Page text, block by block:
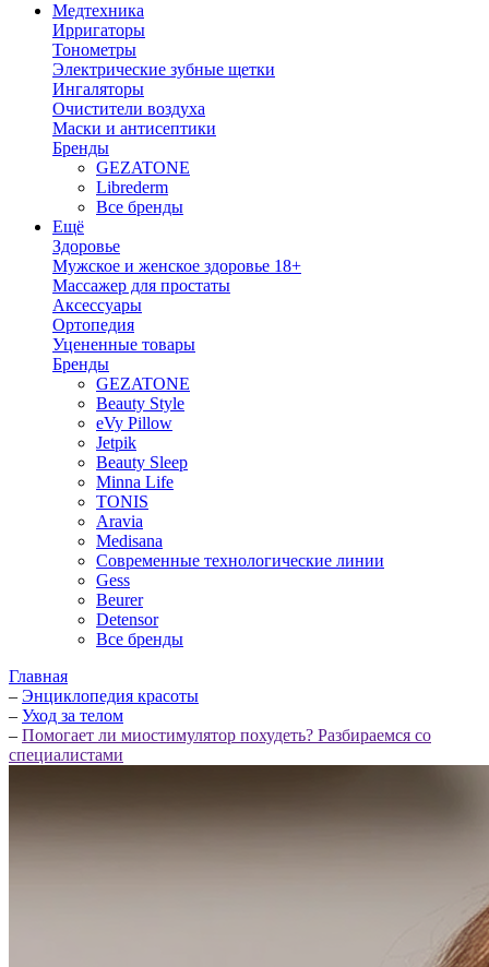
Медтехника
Ирригаторы
Тонометры
Электрические зубные щетки
Ингаляторы
Очистители воздуха
Маски и антисептики
Бренды
GEZATONE
Librederm
Все бренды
Ещё
Здоровье
Мужское и женское здоровье 18+
Массажер для простаты
Аксессуары
Ортопедия
Уцененные товары
Бренды
GEZATONE
Beauty Style
eVy Pillow
Jetpik
Beauty Sleep
Minna Life
TONIS
Aravia
Medisana
Современные технологические линии
Gess
Beurer
Detensor
Все бренды
Главная
– Энциклопедия красоты
– Уход за телом
– Помогает ли миостимулятор похудеть? Разбираемся со
специалистами